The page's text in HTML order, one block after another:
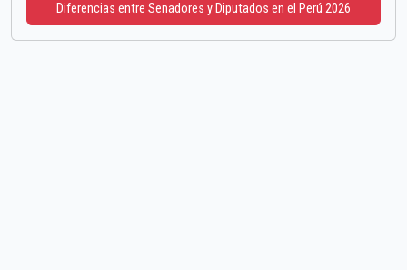
Diferencias entre Senadores y Diputados en el Perú 2026